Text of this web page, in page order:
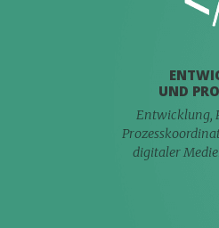
UND
Entwicklung,
digitaler